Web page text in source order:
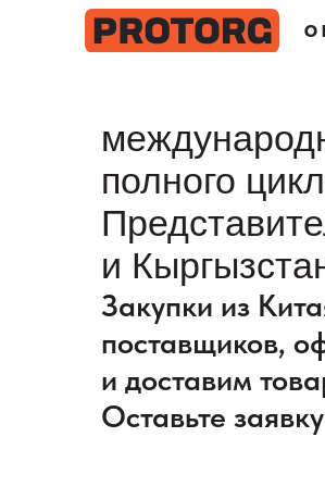
О
О
полного
и
Закупки из
поставщиков,
и доставим
Оставьте
О
О